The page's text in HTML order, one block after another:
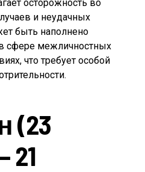
осторожность во
и неудачных
быть наполнено
сфере межличностных
что требует особой
(23
21